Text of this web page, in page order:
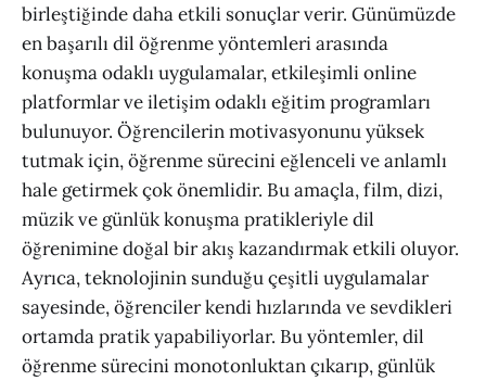
birleştiğinde daha etkili sonuçlar verir. Günümüzde
en başarılı dil öğrenme yöntemleri arasında
konuşma odaklı uygulamalar, etkileşimli online
platformlar ve iletişim odaklı eğitim programları
bulunuyor. Öğrencilerin motivasyonunu yüksek
tutmak için, öğrenme sürecini eğlenceli ve anlamlı
hale getirmek çok önemlidir. Bu amaçla, film, dizi,
müzik ve günlük konuşma pratikleriyle dil
öğrenimine doğal bir akış kazandırmak etkili oluyor.
Ayrıca, teknolojinin sunduğu çeşitli uygulamalar
sayesinde, öğrenciler kendi hızlarında ve sevdikleri
ortamda pratik yapabiliyorlar. Bu yöntemler, dil
öğrenme sürecini monotonluktan çıkarıp, günlük